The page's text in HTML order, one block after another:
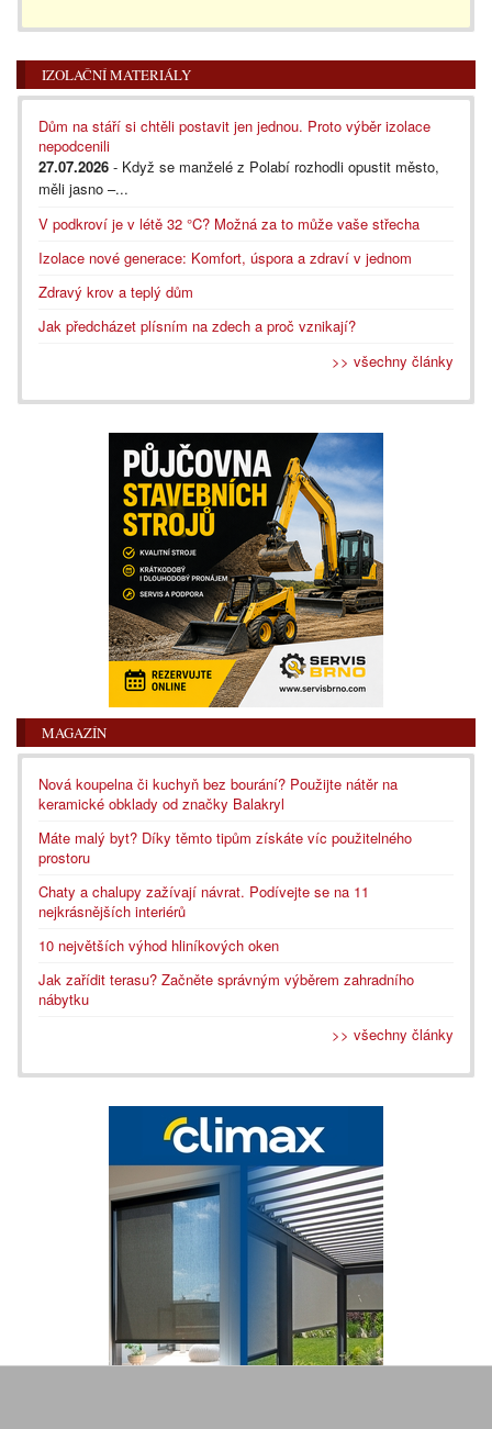
IZOLAČNÍ MATERIÁLY
Dům na stáří si chtěli postavit jen jednou. Proto výběr izolace
nepodcenili
27.07.2026 - Když se manželé z Polabí rozhodli opustit město,
měli jasno –...
V podkroví je v létě 32 °C? Možná za to může vaše střecha
Izolace nové generace: Komfort, úspora a zdraví v jednom
Zdravý krov a teplý dům
Jak předcházet plísním na zdech a proč vznikají?
>> všechny články
MAGAZÍN
Nová koupelna či kuchyň bez bourání? Použijte nátěr na
keramické obklady od značky Balakryl
Máte malý byt? Díky těmto tipům získáte víc použitelného
prostoru
Chaty a chalupy zažívají návrat. Podívejte se na 11
nejkrásnějších interiérů
10 největších výhod hliníkových oken
Jak zařídit terasu? Začněte správným výběrem zahradního
nábytku
>> všechny články